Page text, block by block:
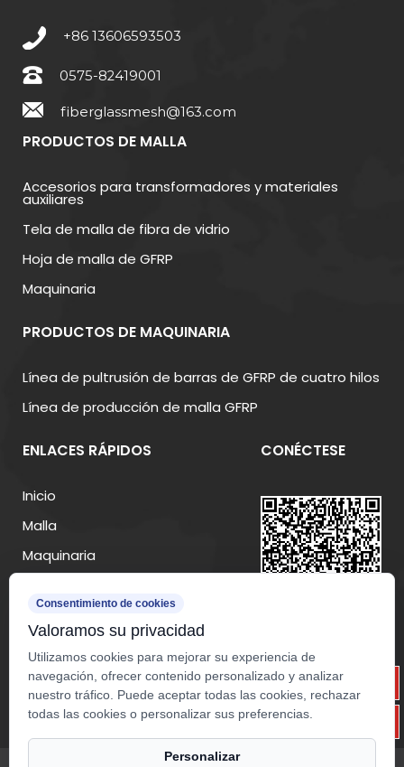
+86 13606593503
0575-82419001
fiberglassmesh@163.com
PRODUCTOS DE MALLA
Accesorios para transformadores y materiales
auxiliares
Tela de malla de fibra de vidrio
Hoja de malla de GFRP
Maquinaria
PRODUCTOS DE MAQUINARIA
Línea de pultrusión de barras de GFRP de cuatro hilos
Línea de producción de malla GFRP
ENLACES RÁPIDOS
Inicio
Malla
Maquinaria
Noticias
Contacto
CONÉCTESE
Consentimiento de cookies
Valoramos su privacidad
Utilizamos cookies para mejorar su experiencia de
navegación, ofrecer contenido personalizado y analizar
nuestro tráfico. Puede aceptar todas las cookies, rechazar
todas las cookies o personalizar sus preferencias.
Personalizar